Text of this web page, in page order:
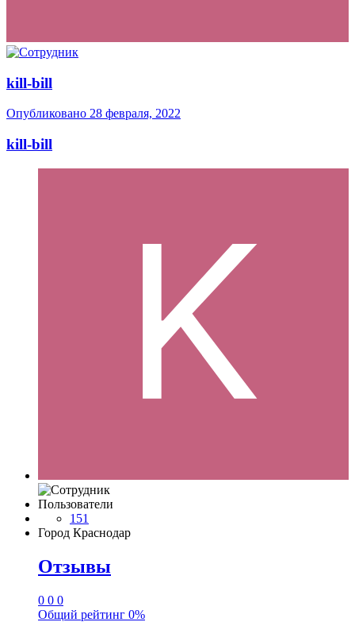
kill-bill
Опубликовано 28 февраля, 2022
kill-bill
Пользователи
151
Город Краснодар
Отзывы
0 0 0
Общий рейтинг 0%